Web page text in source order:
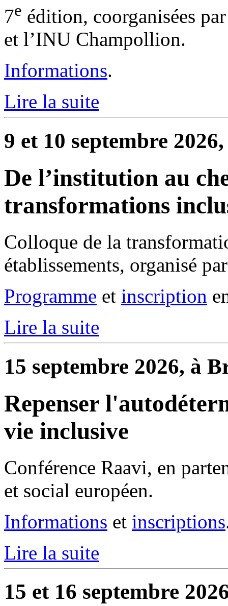
7e édition, coorganisées
et l’INU Champollion.
Informations.
Lire la suite
9 et 10 septembre
De l’institution au
transformations
Colloque de la
établissements, organisé
Programme et inscription
Lire la suite
15 septembre 2026, à
Repenser
vie inclusive
Conférence Raavi, en
et social européen.
Informations et inscriptions
Lire la suite
15 et 16 septembre